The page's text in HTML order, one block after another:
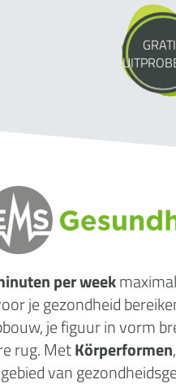
per week
je gezondheid
je figuur in vorm
rug. MetKörperformen
van